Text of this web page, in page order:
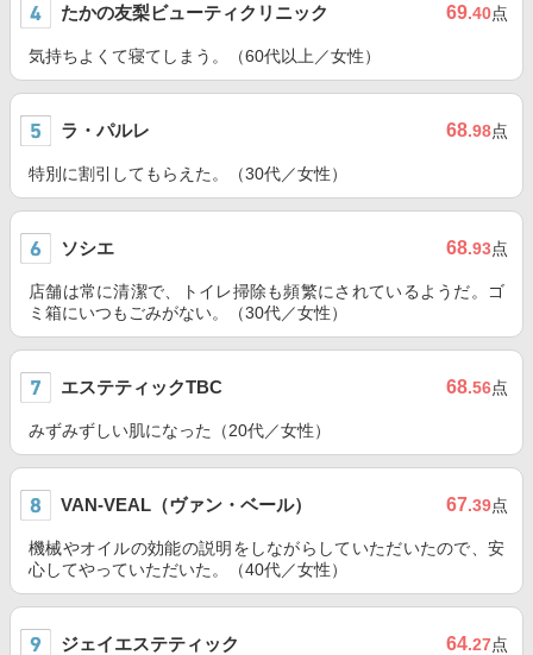
たかの友梨ビューティクリニック 69.40点
気持ちよくて寝てしまう。（60代以上／女性）
ラ・パルレ 68.98点
特別に割引してもらえた。（30代／女性）
ソシエ 68.93点
店舗は常に清潔で、トイレ掃除も頻繁にされているようだ。ゴ
ミ箱にいつもごみがない。（30代／女性）
エステティックTBC 68.56点
みずみずしい肌になった（20代／女性）
VAN-VEAL（ヴァン・ベール） 67.39点
機械やオイルの効能の説明をしながらしていただいたので、安
心してやっていただいた。（40代／女性）
ジェイエステティック 64.27点